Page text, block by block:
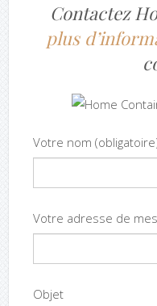
Contactez
plus
Votre nom
Votre adresse de
Objet